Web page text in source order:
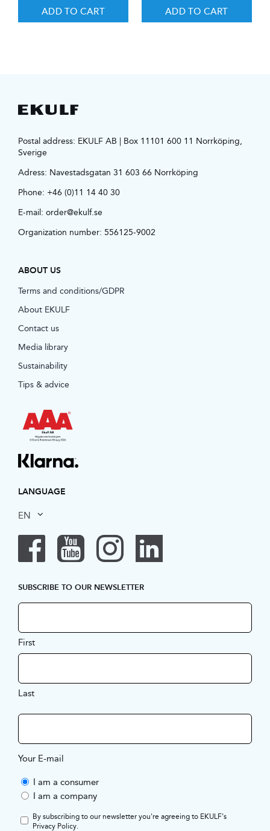
ADD TO CART ADD TO CART
Postal address: EKULF AB | Box 11101 600 11 Norrköping,
Sverige
Adress: Navestadsgatan 31 603 66 Norrköping
Phone: +46 (0)11 14 40 30
E-mail: order@ekulf.se
Organization number: 556125-9002
ABOUT US
Terms and conditions/GDPR
About EKULF
Contact us
Media library
Sustainability
Tips & advice
LANGUAGE
EN
SUBSCRIBE TO OUR NEWSLETTER
First
Last
Your E-mail
I am a consumer
I am a company
By subscribing to our newsletter you're agreeing to EKULF's
Privacy Policy.